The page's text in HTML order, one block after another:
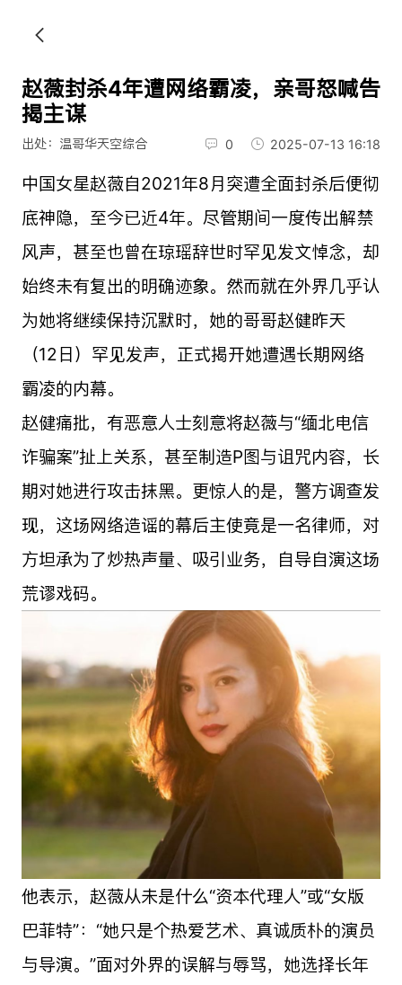
赵薇封杀4年遭网络霸凌，亲哥怒喊告
揭主谋
出处：温哥华天空综合 0 2025-07-13 16:18
中国女星赵薇自2021年8月突遭全面封杀后便彻
底神隐，至今已近4年。尽管期间一度传出解禁
风声，甚至也曾在琼瑶辞世时罕见发文悼念，却
始终未有复出的明确迹象。然而就在外界几乎认
为她将继续保持沉默时，她的哥哥赵健昨天
（12日）罕见发声，正式揭开她遭遇长期网络
霸凌的内幕。
赵健痛批，有恶意人士刻意将赵薇与“缅北电信
诈骗案”扯上关系，甚至制造P图与诅咒内容，长
期对她进行攻击抹黑。更惊人的是，警方调查发
现，这场网络造谣的幕后主使竟是一名律师，对
方坦承为了炒热声量、吸引业务，自导自演这场
荒谬戏码。
他表示，赵薇从未是什么“资本代理人”或“女版
巴菲特”：“她只是个热爱艺术、真诚质朴的演员
与导演。”面对外界的误解与辱骂，她选择长年